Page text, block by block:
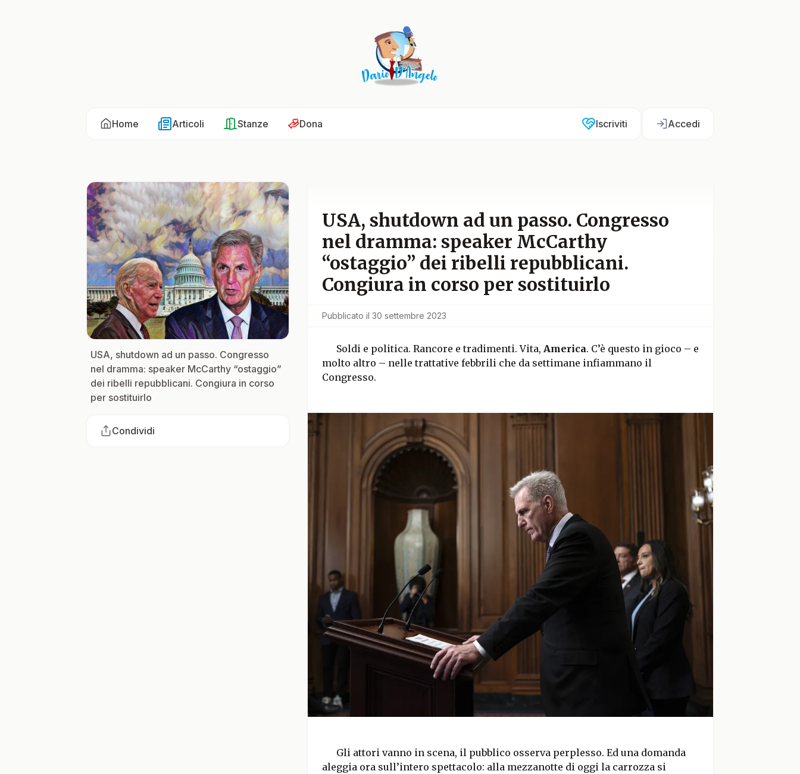
Home Articoli Stanze Dona Iscriviti Accedi
USA, shutdown ad un passo. Congresso
nel dramma: speaker McCarthy “ostaggio”
dei ribelli repubblicani. Congiura in corso
per sostituirlo
Condividi
USA, shutdown ad un passo. Congresso
nel dramma: speaker McCarthy
“ostaggio” dei ribelli repubblicani.
Congiura in corso per sostituirlo
Pubblicato il 30 settembre 2023
Soldi e politica. Rancore e tradimenti. Vita, America. C’è questo in gioco – e
molto altro – nelle trattative febbrili che da settimane infiammano il
Congresso.
Gli attori vanno in scena, il pubblico osserva perplesso. Ed una domanda
aleggia ora sull’intero spettacolo: alla mezzanotte di oggi la carrozza si